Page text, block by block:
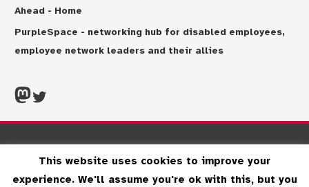
Ahead - Home
PurpleSpace - networking hub for disabled employees,
employee network leaders and their allies
Mastdon Twitter
Kontakt
This website uses cookies to improve your
experience. We'll assume you're ok with this, but you